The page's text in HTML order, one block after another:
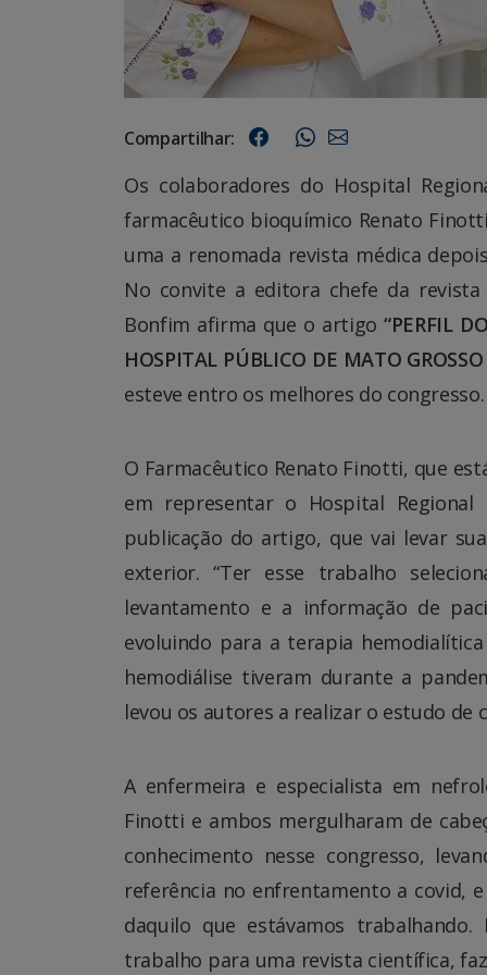
Compartilhar:
Os colaboradores do Hospital
farmacêutico bioquímico Renato
uma a renomada revista médica
No convite a editora chefe da
Bonfim afirma que o artigo“PERFIL
HOSPITAL PÚBLICO DE MATO
esteve entro os melhores do congresso.
O Farmacêutico Renato Finotti, que
em representar o Hospital
publicação do artigo, que vai levar
exterior. “Ter esse trabalho
levantamento e a informação de
evoluindo para a terapia
hemodiálise tiveram durante a
levou os autores a realizar o estudo
A enfermeira e especialista em
Finotti e ambos mergulharam de
conhecimento nesse congresso,
referência no enfrentamento a covid,
daquilo que estávamos
trabalho para uma revista científica,